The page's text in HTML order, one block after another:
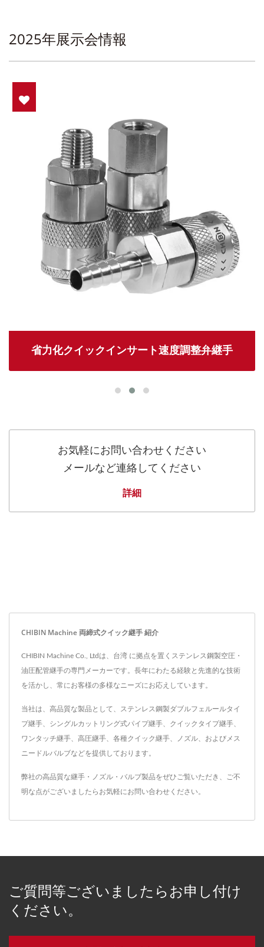
2025年展示会情報
省力化クイックインサート速度調整弁継手
お気軽にお問い合わせください
メールなど連絡してください
詳細
CHIBIN Machine 両締式クイック継手 紹介
CHIBIN Machine Co., Ltdは、台湾 に拠点を置くステンレス鋼製空圧・
油圧配管継手の専門メーカーです。長年にわたる経験と先進的な技術
を活かし、常にお客様の多様なニーズにお応えしています。
当社は、高品質な製品として、ステンレス鋼製ダブルフェルールタイ
プ継手、シングルカットリング式パイプ継手、クイックタイプ継手、
ワンタッチ継手、高圧継手、各種クイック継手、ノズル、およびメス
ニードルバルブなどを提供しております。
弊社の高品質な継手・ノズル・バルブ製品をぜひご覧いただき、ご不
明な点がございましたらお気軽にお問い合わせください。
ご質問等ございましたらお申し付け
ください。